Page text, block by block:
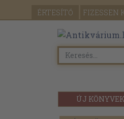
ÉRTESÍTŐ FIZESSEN
ÚJ KÖNYVEK